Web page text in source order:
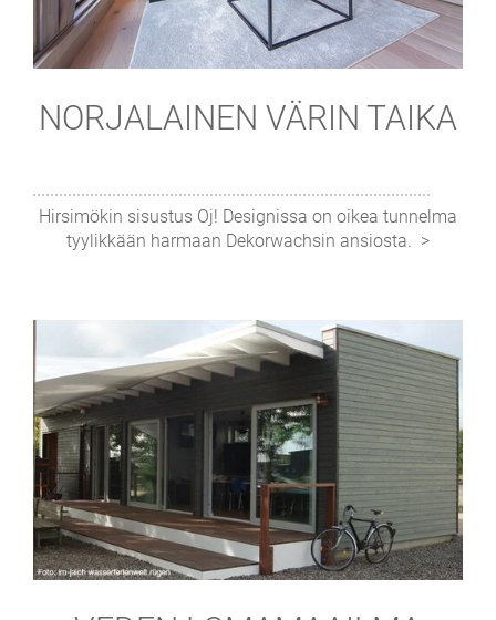
NORJALAINEN VÄRIN TAIKA
Hirsimökin sisustus Oj! Designissa on oikea tunnelma
tyylikkään harmaan Dekorwachsin ansiosta.